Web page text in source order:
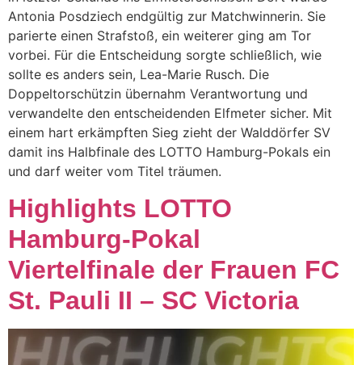
Antonia Posdziech endgültig zur Matchwinnerin. Sie
parierte einen Strafstoß, ein weiterer ging am Tor
vorbei. Für die Entscheidung sorgte schließlich, wie
sollte es anders sein, Lea-Marie Rusch. Die
Doppeltorschützin übernahm Verantwortung und
verwandelte den entscheidenden Elfmeter sicher. Mit
einem hart erkämpften Sieg zieht der Walddörfer SV
damit ins Halbfinale des LOTTO Hamburg-Pokals ein
und darf weiter vom Titel träumen.
Highlights LOTTO
Hamburg-Pokal
Viertelfinale der Frauen FC
St. Pauli II – SC Victoria